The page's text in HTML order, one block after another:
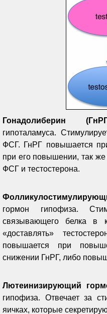
Гонадолиберин
гипоталамуса.
ФСГ. ГнРГ повышается
при его повышении, так
ФСГ и тестостерона.
гормон гипофиза.
связывающего белка в
«доставлять»
повышается при
снижении ГнРГ, либо
Лютеинизирующий
гипофиза. Отвечает за
яичках, которые